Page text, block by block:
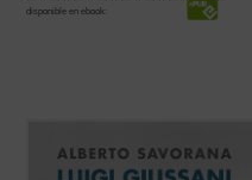
disponible en ebook:
Liberación, escrita por uno de sus más
estrechos colaboradores tras años de